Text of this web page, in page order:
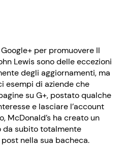
per promuovere Il
Lewis sono delle eccezioni
degli aggiornamenti, ma
esempi di aziende che
su G+, postato qualche
e lasciare l’account
McDonald’s ha creato un
da subito totalmente
nella sua bacheca.